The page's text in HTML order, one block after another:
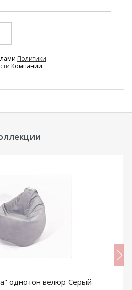
Политики
Компании.
однотон велюр Серый